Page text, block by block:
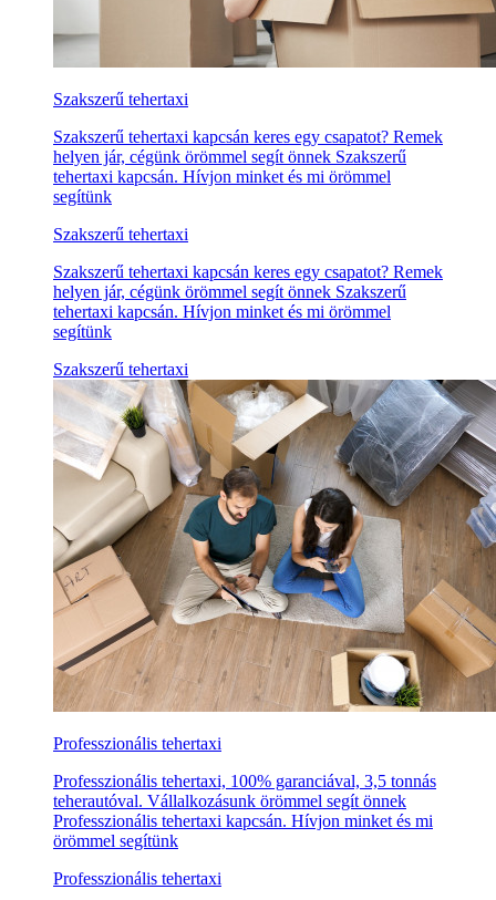
Szakszerű tehertaxi
Szakszerű tehertaxi kapcsán keres egy csapatot? Remek
helyen jár, cégünk örömmel segít önnek Szakszerű
tehertaxi kapcsán. Hívjon minket és mi örömmel
segítünk
Szakszerű tehertaxi
Szakszerű tehertaxi kapcsán keres egy csapatot? Remek
helyen jár, cégünk örömmel segít önnek Szakszerű
tehertaxi kapcsán. Hívjon minket és mi örömmel
segítünk
Szakszerű tehertaxi
Professzionális tehertaxi
Professzionális tehertaxi, 100% garanciával, 3,5 tonnás
teherautóval. Vállalkozásunk örömmel segít önnek
Professzionális tehertaxi kapcsán. Hívjon minket és mi
örömmel segítünk
Professzionális tehertaxi